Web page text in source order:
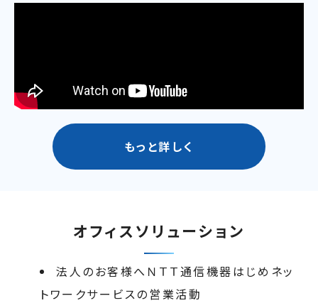
もっと詳しく
オフィスソリューション
法人のお客様へＮＴＴ通信機器はじめネッ
トワークサービスの営業活動